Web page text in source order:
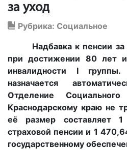
за уход
Рубрика: Социальное
Надбавка к пенсии за
при достижении 80 лет
инвалидности I
назначается
Отделение
Краснодарскому краю не
её размер
страховой пенсии и 1
государственному